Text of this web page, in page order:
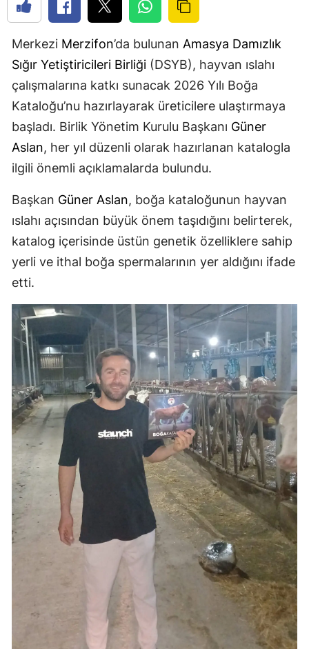
Merkezi Merzifon’da bulunan Amasya Damızlık
Sığır Yetiştiricileri Birliği (DSYB), hayvan ıslahı
çalışmalarına katkı sunacak 2026 Yılı Boğa
Kataloğu’nu hazırlayarak üreticilere ulaştırmaya
başladı. Birlik Yönetim Kurulu Başkanı Güner
Aslan, her yıl düzenli olarak hazırlanan katalogla
ilgili önemli açıklamalarda bulundu.
Başkan Güner Aslan, boğa kataloğunun hayvan
ıslahı açısından büyük önem taşıdığını belirterek,
katalog içerisinde üstün genetik özelliklere sahip
yerli ve ithal boğa spermalarının yer aldığını ifade
etti.